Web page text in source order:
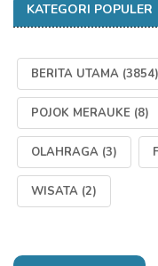
KATEGORI POPULER
BERITA UTAMA (3854)
POJOK MERAUKE (8)
OLAHRAGA (3)
WISATA (2)